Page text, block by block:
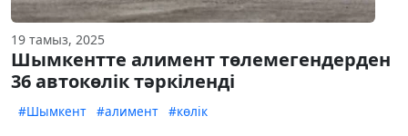
19 тамыз, 2025
Шымкентте алимент төлемегендерден
36 автокөлік тәркіленді
#Шымкент #алимент #көлік